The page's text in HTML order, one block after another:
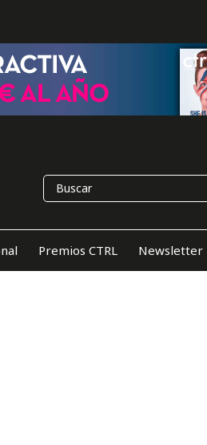
Premios CTRL Newsletter